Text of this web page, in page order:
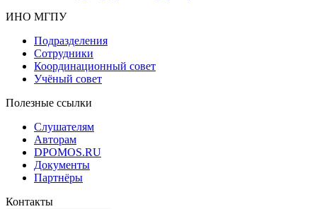
ИНО МГПУ
Подразделения
Сотрудники
Координационный совет
Учёный совет
Полезные ссылки
Слушателям
Авторам
DPOMOS.RU
Документы
Партнёры
Контакты